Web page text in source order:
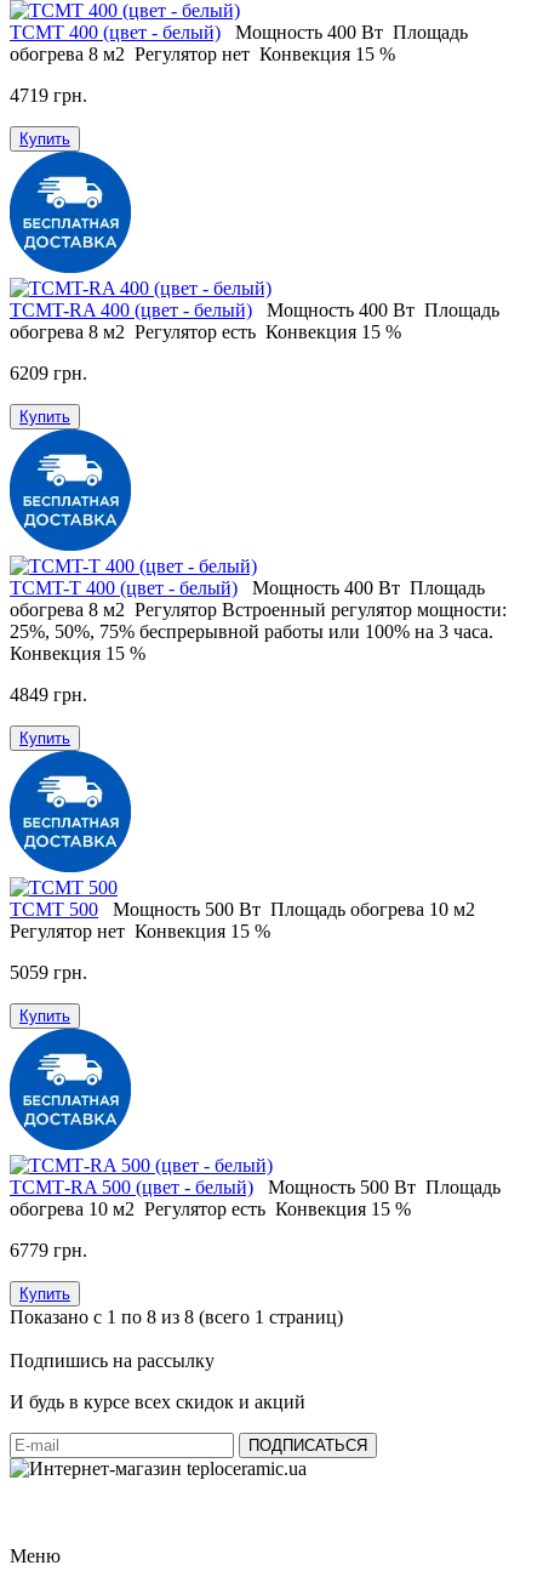
ТСМT 400 (цвет - белый) Мощность 400 Вт Площадь
обогрева 8 м2 Регулятор нет Конвекция 15 %
4719 грн.
Купить
ТСМT-RA 400 (цвет - белый) Мощность 400 Вт Площадь
обогрева 8 м2 Регулятор есть Конвекция 15 %
6209 грн.
Купить
ТСМT-T 400 (цвет - белый) Мощность 400 Вт Площадь
обогрева 8 м2 Регулятор Встроенный регулятор мощности:
25%, 50%, 75% беспрерывной работы или 100% на 3 часа.
Конвекция 15 %
4849 грн.
Купить
ТСМТ 500 Мощность 500 Вт Площадь обогрева 10 м2
Регулятор нет Конвекция 15 %
5059 грн.
Купить
ТСМТ-RA 500 (цвет - белый) Мощность 500 Вт Площадь
обогрева 10 м2 Регулятор есть Конвекция 15 %
6779 грн.
Купить
Показано с 1 по 8 из 8 (всего 1 страниц)
Подпишись на рассылку
И будь в курсе всех скидок и акций
Меню